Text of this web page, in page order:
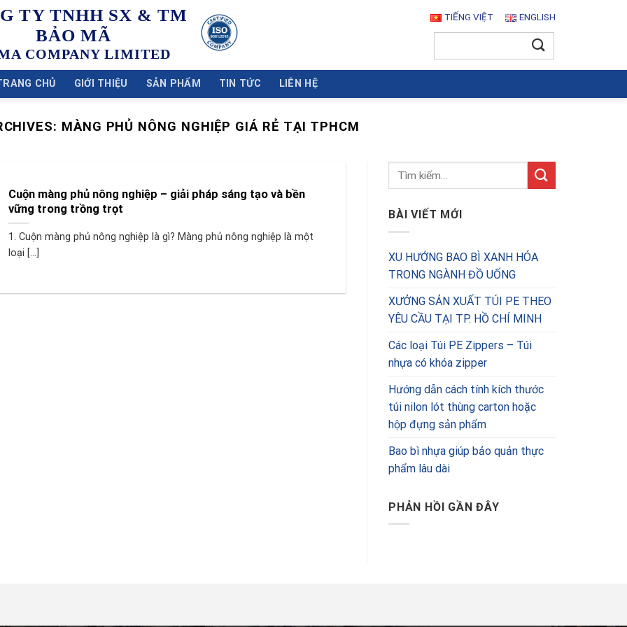
TY TNHH SX & TM
BẢO MÃ
COMPANY LIMITED
TIẾNG VIỆT ENGLISH
CHỦ GIỚI THIỆU SẢN PHẨM TIN TỨC LIÊN HỆ
MÀNG PHỦ NÔNG NGHIỆP GIÁ RẺ TẠI TPHCM
Cuộn màng phủ nông nghiệp – giải pháp sáng tạo và bền
vững trong trồng trọt
1. Cuộn màng phủ nông nghiệp là gì? Màng phủ nông nghiệp là một
loại [...]
BÀI VIẾT MỚI
XU HƯỚNG BAO BÌ XANH HÓA
TRONG NGÀNH ĐỒ UỐNG
XƯỞNG SẢN XUẤT TÚI PE THEO
YÊU CẦU TẠI TP. HỒ CHÍ MINH
Các loại Túi PE Zippers – Túi
nhựa có khóa zipper
Hướng dẫn cách tính kích thước
túi nilon lót thùng carton hoặc
hộp đựng sản phẩm
Bao bì nhựa giúp bảo quản thực
phẩm lâu dài
PHẢN HỒI GẦN ĐÂY